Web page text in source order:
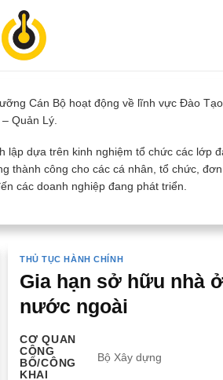
Cán Bộ hoạt động về lĩnh vực Đào
Quản Lý.
lập dựa trên kinh nghiệm tổ chức các lớp
thành công cho các cá nhân, tổ chức,
các doanh nghiệp đang phát triển.
THỦ TỤC HÀNH CHÍNH
Gia hạn sở hữu nhà
nước ngoài
CƠ QUAN
CÔNG
BỐ/CÔNG
KHAI
Bộ Xây dựng